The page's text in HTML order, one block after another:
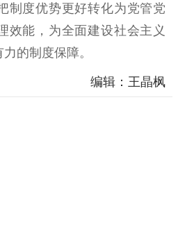
制度优势更好转化为党管党
效能，为全面建设社会主义
的制度保障。
编辑：王晶枫